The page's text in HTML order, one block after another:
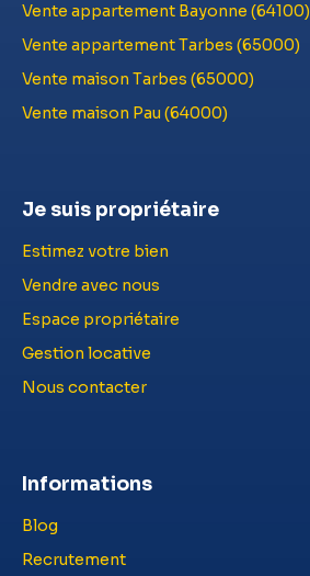
Vente appartement Bayonne (64100)
Vente appartement Tarbes (65000)
Vente maison Tarbes (65000)
Vente maison Pau (64000)
Je suis propriétaire
Estimez votre bien
Vendre avec nous
Espace propriétaire
Gestion locative
Nous contacter
Informations
Blog
Recrutement